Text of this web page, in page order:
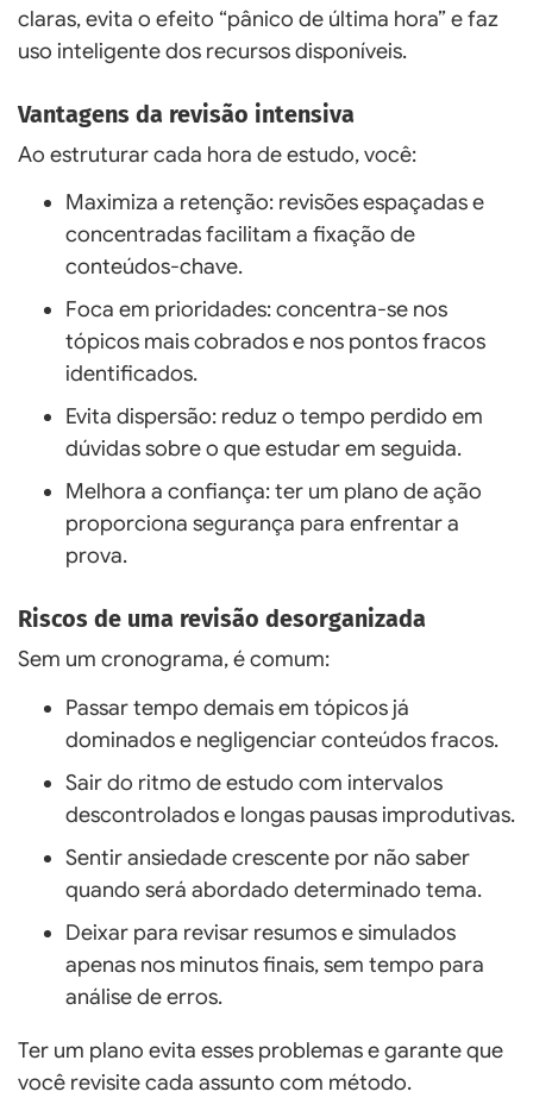
claras, evita o efeito “pânico de última hora” e faz
uso inteligente dos recursos disponíveis.
Vantagens da revisão intensiva
Ao estruturar cada hora de estudo, você:
Maximiza a retenção: revisões espaçadas e
concentradas facilitam a fixação de
conteúdos-chave.
Foca em prioridades: concentra-se nos
tópicos mais cobrados e nos pontos fracos
identificados.
Evita dispersão: reduz o tempo perdido em
dúvidas sobre o que estudar em seguida.
Melhora a confiança: ter um plano de ação
proporciona segurança para enfrentar a
prova.
Riscos de uma revisão desorganizada
Sem um cronograma, é comum:
Passar tempo demais em tópicos já
dominados e negligenciar conteúdos fracos.
Sair do ritmo de estudo com intervalos
descontrolados e longas pausas improdutivas.
Sentir ansiedade crescente por não saber
quando será abordado determinado tema.
Deixar para revisar resumos e simulados
apenas nos minutos finais, sem tempo para
análise de erros.
Ter um plano evita esses problemas e garante que
você revisite cada assunto com método.